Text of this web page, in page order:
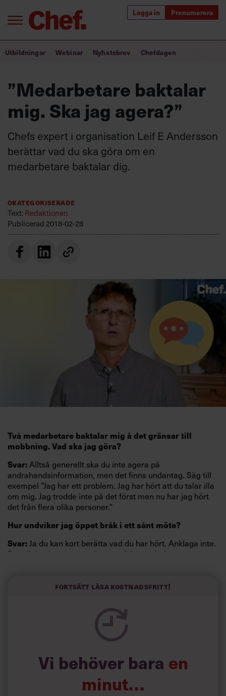
Logga in Prenumerera
Logga in
Om oss
Kontakta oss
Kundservice
Villkor och policy för
personuppgiftsbehandling
Bra ledare förändrar världen
Utbildning för ledare
Chefakademin+
Populära utbildningar
Utbildningar Webinar Nyhetsbrev Chefdagen
”Medarbetare baktalar
mig. Ska jag agera?”
Chefs expert i organisation Leif E Andersson
berättar vad du ska göra om en
medarbetare baktalar dig.
Okategoriserade
Text: Redaktionen
Publicerad 2018-02-28
Två medarbetare baktalar mig å det gränsar till
mobbning. Vad ska jag göra?
Svar:Alltså generellt ska du inte agera på
andrahandsinformation, men det finns undantag. Säg till
exempel ”Jag har ett problem. Jag har hört att du talar illa
om mig. Jag trodde inte på det först men nu har jag hört
det från flera olika personer.”
Hur undviker jag öppet bråk i ett sånt möte?
Svar: Ja du kan kort berätta vad du har hört. Anklaga inte.
Det viktiga kommer med svaret från medarbetaren.
Fortsätt läsa kostnadsfritt!
Vi behöver bara en
minut…